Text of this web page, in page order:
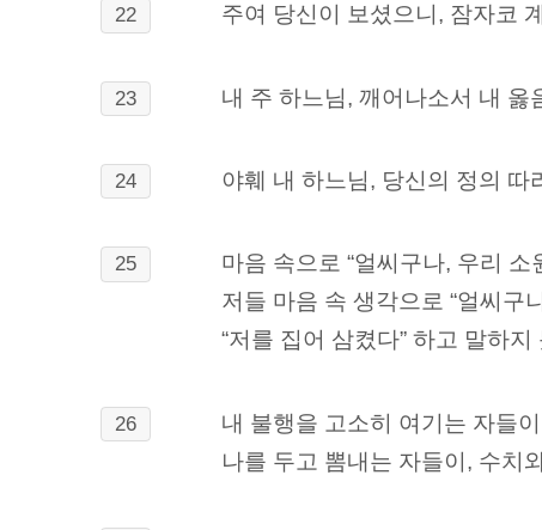
22 주여 당신이 보셨으니, 잠자코
23 내 주 하느님, 깨어나소서 내 옳
24 야훼 내 하느님, 당신의 정의
25
마음 속으로 “얼씨구나, 우리 소
저들 마음 속 생각으로 “얼씨구
“저를 집어 삼켰다” 하고 말하지
26
내 불행을 고소히 여기는 자들
나를 두고 뽐내는 자들이, 수치